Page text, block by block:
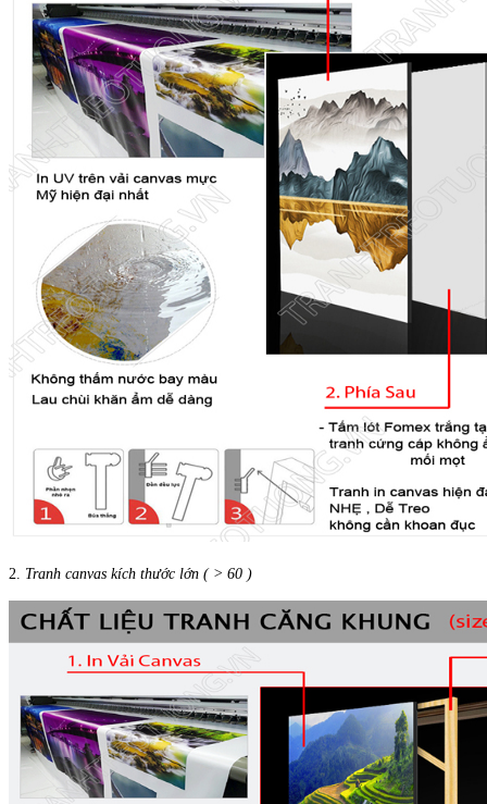
2. Tranh canvas kích thước lớn ( > 60 )